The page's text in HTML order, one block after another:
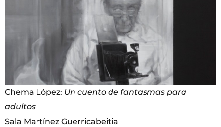
Chema López: Un cuento de fantasmas para
adultos
Sala Martínez Guerricabeitia